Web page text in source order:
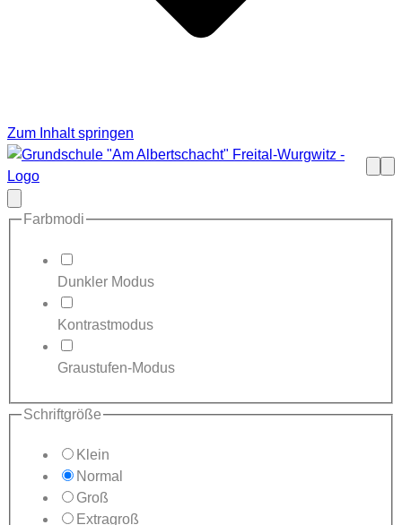
Zum Inhalt springen
schließen
Farbmodi
Dunkler Modus
Kontrastmodus
Graustufen-Modus
Schriftgröße
Klein
Normal
Groß
Extragroß